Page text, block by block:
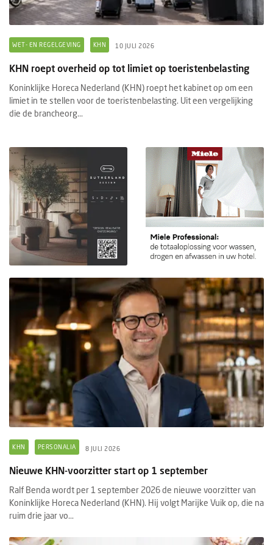
WET- EN REGELGEVING KHN 10 JULI 2026
KHN roept overheid op tot limiet op toeristenbelasting
Koninklijke Horeca Nederland (KHN) roept het kabinet op om een
limiet in te stellen voor de toeristenbelasting. Uit een vergelijking
die de brancheorg...
KHN PERSONALIA 8 JULI 2026
Nieuwe KHN-voorzitter start op 1 september
Ralf Benda wordt per 1 september 2026 de nieuwe voorzitter van
Koninklijke Horeca Nederland (KHN). Hij volgt Marijke Vuik op, die na
ruim drie jaar vo...